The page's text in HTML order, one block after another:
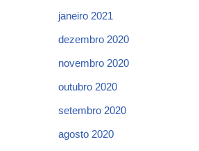
janeiro 2021
dezembro 2020
novembro 2020
outubro 2020
setembro 2020
agosto 2020